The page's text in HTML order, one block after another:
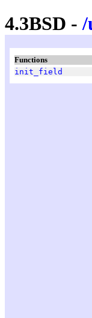
4.3BSD -/
Functions
init_field